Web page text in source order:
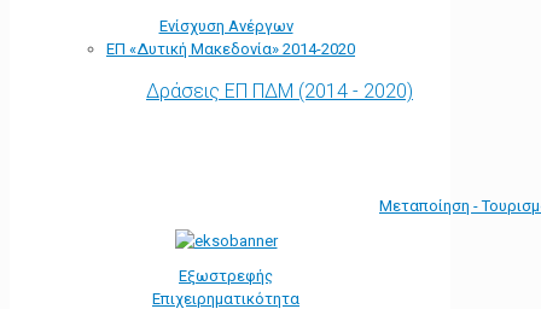
Ενίσχυση Ανέργων
ΕΠ «Δυτική Μακεδονία» 2014-2020
Δράσεις ΕΠ ΠΔΜ (2014 - 2020)
Μεταποίηση -
Εξωστρεφής
Επιχειρηματικότητα